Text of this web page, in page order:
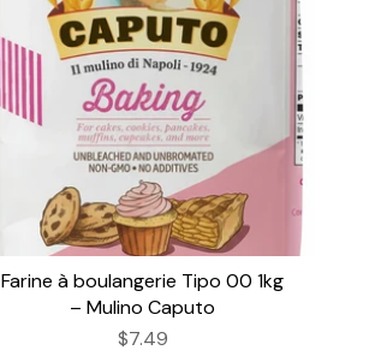
Farine à boulangerie Tipo 00 1kg
– Mulino Caputo
$7.49